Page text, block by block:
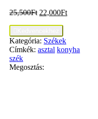
25,500Ft 22,000Ft
Kategória: Székek
Címkék:asztal konyha
szék
Megosztás: